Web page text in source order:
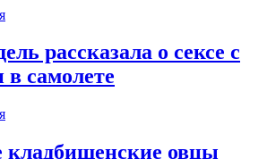
рассказала о сексе с
самолете
кладбищенские овцы